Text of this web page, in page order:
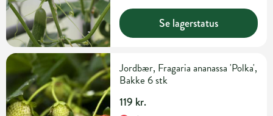
Se lagerstatus
Jordbær, Fragaria ananassa 'Polka',
Bakke 6 stk
119 kr.